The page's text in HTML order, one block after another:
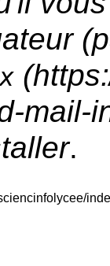
.